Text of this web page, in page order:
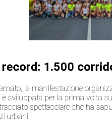
record: 1.500
la manifestazione
sviluppata per la prima volta
spettacolare che ha
urbani.